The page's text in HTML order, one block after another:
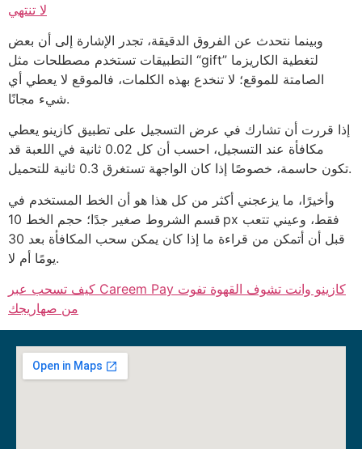
لا تنتهي
وبينما نتحدث عن الفروق الدقيقة، تجدر الإشارة إلى أن بعض
التطبيقات تستخدم مصطلحات مثل “gift” لتغطية الكاريزما
الصامتة للموقع؛ لا تنخدع بهذه الكلمات، فالموقع لا يعطي أي
شيء مجانًا.
إذا قررت أن تشارك في عرض التسجيل على تطبيق كازينو يعطي
مكافأة عند التسجيل، احسب أن كل 0.02 ثانية في اللعبة قد
تكون حاسمة، خصوصًا إذا كان الواجهة تستغرق 0.3 ثانية للتحميل.
وأخيرًا، ما يزعجني أكثر من كل هذا هو أن الخط المستخدم في
قسم الشروط صغير جدًا؛ حجم الخط 10 px فقط، وعيني تتعب
قبل أن أتمكن من قراءة ما إذا كان يمكن سحب المكافأة بعد 30
يومًا أم لا.
كيف تسحب عبر Careem Pay كازينو وانت تشوف القهوة تفوت
من صهاريجك